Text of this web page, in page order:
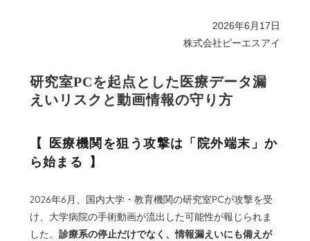
2026年6月17日
株式会社ピーエスアイ
研究室PCを起点とした医療データ漏
えいリスクと動画情報の守り方
医療機関を狙う攻撃は「院外端末」か
ら始まる
2026年6月、国内大学・教育機関の研究室PCが攻撃を受
け、大学病院の手術動画が流出した可能性が報じられま
した。 診療系の停止だけでなく、情報漏えいにも備えが